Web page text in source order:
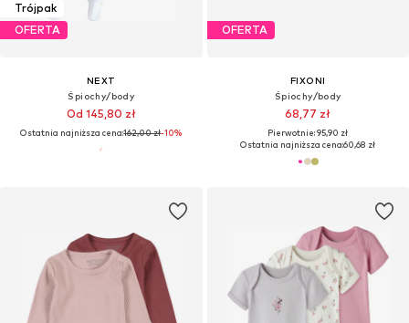
Trójpak
OFERTA
NEXT
Śpiochy/body
Od 145,80 zł
Ostatnia najniższa cena:162,00 zł-10%
OFERTA
FIXONI
Śpiochy/body
68,77 zł
Pierwotnie: 95,90 zł
Ostatnia najniższa cena:60,68 zł